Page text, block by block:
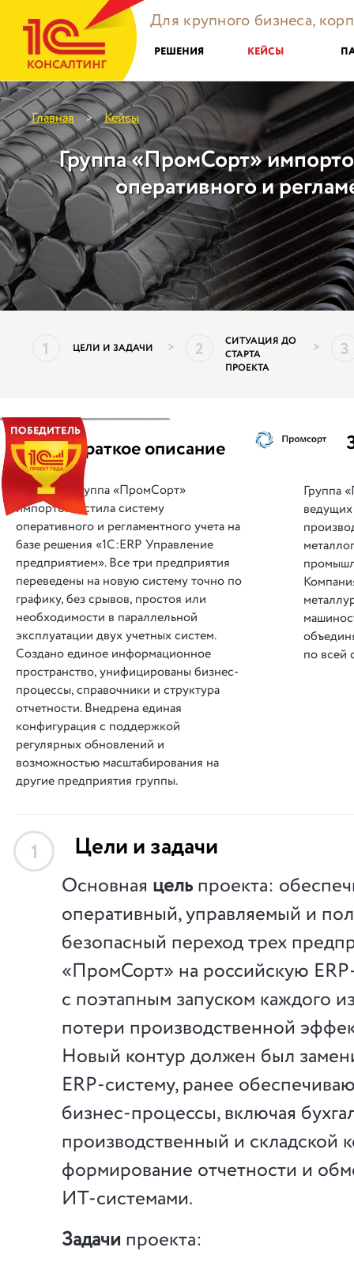
Для крупного бизнеса,
РЕШЕНИЯ КЕЙСЫ
Главная > Кейсы
Группа «ПромСорт»
оперативного и
1 ЦЕЛИ И ЗАДАЧИ > 2
СИТУАЦИЯ ДО
СТАРТА
ПРОЕКТА
> 3
|| Краткое описание
Группа «ПромСорт»
импортозамстила систему
оперативного и регламентного учета на
базе решения «1С:ERP Управление
предприятием». Все три предприятия
переведены на новую систему точно по
графику, без срывов, простоя или
необходимости в параллельной
эксплуатации двух учетных систем.
Создано единое информационное
пространство, унифицированы бизнес-
процессы, справочники и структура
отчетности. Внедрена единая
конфигурация с поддержкой
регулярных обновлений и
возможностью масштабирования на
другие предприятия группы.
Группа
по всей
1 Цели и задачи
Основная цельпроекта:
оперативный, управляемый и
безопасный переход трех
«ПромСорт» на российскую
с поэтапным запуском каждого
потери производственной
Новый контур должен был
ERP-систему, ранее
бизнес-процессы, включая
производственный и складской
формирование отчетности и
ИТ-системами.
Задачи проекта: